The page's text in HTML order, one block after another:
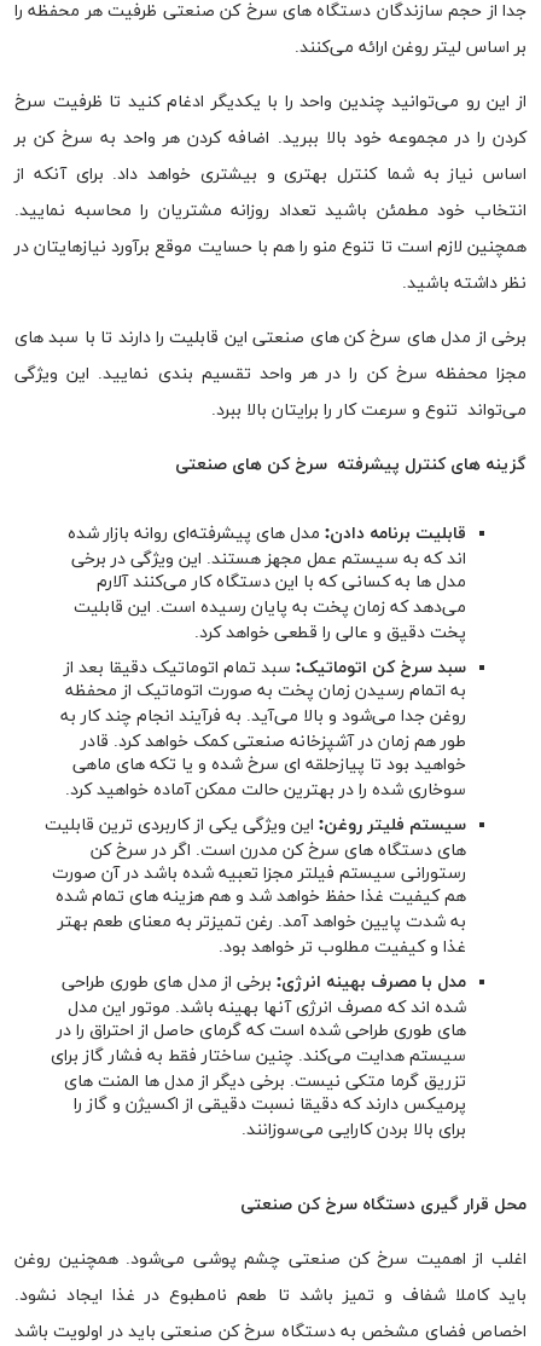
جدا از حجم سازندگان دستگاه های سرخ کن صنعتی ظرفیت هر محفظه را
بر اساس لیتر روغن ارائه می‌کنند.
از این رو می‌توانید چندین واحد را با یکدیگر ادغام کنید تا ظرفیت سرخ
کردن را در مجموعه خود بالا ببرید. اضافه کردن هر واحد به سرخ کن بر
اساس نیاز به شما کنترل بهتری و بیشتری خواهد داد. برای آنکه از
انتخاب خود مطمئن باشید تعداد روزانه مشتریان را محاسبه نمایید.
همچنین لازم است تا تنوع منو را هم با حسایت موقع برآورد نیازهایتان در
نظر داشته باشید.
برخی از مدل های سرخ کن های صنعتی این قابلیت را دارند تا با سبد های
مجزا محفظه سرخ کن را در هر واحد تقسیم بندی نمایید. این ویژگی
می‌تواند تنوع و سرعت کار را برایتان بالا ببرد.
گزینه های کنترل پیشرفته سرخ کن های صنعتی
قابلیت برنامه دادن: مدل های پیشرفته‌ای روانه بازار شده
اند که به سیستم عمل مجهز هستند. این ویژگی در برخی
مدل ها به کسانی که با این دستگاه کار می‌کنند آلارم
می‌دهد که زمان پخت به پایان رسیده است. این قابلیت
پخت دقیق و عالی را قطعی خواهد کرد.
سبد سرخ کن اتوماتیک: سبد تمام اتوماتیک دقیقا بعد از
به اتمام رسیدن زمان پخت به صورت اتوماتیک از محفظه
روغن جدا می‌شود و بالا می‌آید. به فرآیند انجام چند کار به
طور هم زمان در آشپزخانه صنعتی کمک خواهد کرد. قادر
خواهید بود تا پیازحلقه ای سرخ شده و یا تکه های ماهی
سوخاری شده را در بهترین حالت ممکن آماده خواهید کرد.
سیستم فلیتر روغن: این ویژگی یکی از کاربردی ترین قابلیت
های دستگاه های سرخ کن مدرن است. اگر در سرخ کن
رستورانی سیستم فیلتر مجزا تعبیه شده باشد در آن صورت
هم کیفیت غذا حفظ خواهد شد و هم هزینه های تمام شده
به شدت پایین خواهد آمد. رغن تمیزتر به معنای طعم بهتر
غذا و کیفیت مطلوب تر خواهد بود.
مدل با مصرف بهینه انرژی: برخی از مدل های طوری طراحی
شده اند که مصرف انرژی آنها بهینه باشد. موتور این مدل
های طوری طراحی شده است که گرمای حاصل از احتراق را در
سیستم هدایت می‌کند. چنین ساختار فقط به فشار گاز برای
تزریق گرما متکی نیست. برخی دیگر از مدل ها المنت های
پرمیکس دارند که دقیقا نسبت دقیقی از اکسیژن و گاز را
برای بالا بردن کارایی می‌سوزانند.
محل قرار گیری دستگاه سرخ کن صنعتی
اغلب از اهمیت سرخ کن صنعتی چشم پوشی می‌شود. همچنین روغن
باید کاملا شفاف و تمیز باشد تا طعم نامطبوع در غذا ایجاد نشود.
اخصاص فضای مشخص به دستگاه سرخ کن صنعتی باید در اولویت باشد